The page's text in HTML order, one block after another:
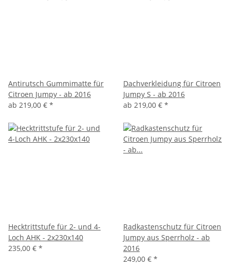
Antirutsch Gummimatte für
Citroen Jumpy - ab 2016
ab 219,00 € *
Dachverkleidung für Citroen
Jumpy S - ab 2016
ab 219,00 € *
Hecktrittstufe für 2- und 4-
Loch AHK - 2x230x140
235,00 € *
Radkastenschutz für Citroen
Jumpy aus Sperrholz - ab
2016
249,00 € *